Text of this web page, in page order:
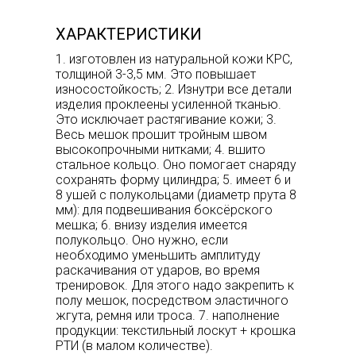
ХАРАКТЕРИСТИКИ
1. изготовлен из натуральной кожи КРС,
толщиной 3-3,5 мм. Это повышает
износостойкость; 2. Изнутри все детали
изделия проклеены усиленной тканью.
Это исключает растягивание кожи; 3.
Весь мешок прошит тройным швом
высокопрочными нитками; 4. вшито
стальное кольцо. Оно помогает снаряду
сохранять форму цилиндра; 5. имеет 6 и
8 ушей с полукольцами (диаметр прута 8
мм): для подвешивания боксёрского
мешка; 6. внизу изделия имеется
полукольцо. Оно нужно, если
необходимо уменьшить амплитуду
раскачивания от ударов, во время
тренировок. Для этого надо закрепить к
полу мешок, посредством эластичного
жгута, ремня или троса. 7. наполнение
продукции: текстильный лоскут + крошка
РТИ (в малом количестве).